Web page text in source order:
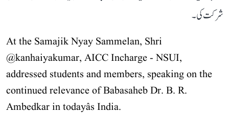
شرکت کی۔
At the Samajik Nyay Sammelan, Shri
@kanhaiyakumar, AICC Incharge - NSUI,
addressed students and members, speaking on the
continued relevance of Babasaheb Dr. B. R.
Ambedkar in todayâs India.